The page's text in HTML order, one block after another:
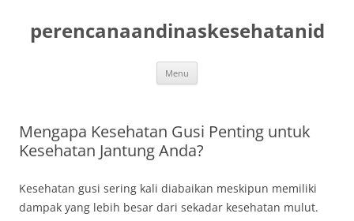
content
perencanaandinaskesehatanid
Menu
Mengapa Kesehatan Gusi Penting untuk
Kesehatan Jantung Anda?
Kesehatan gusi sering kali diabaikan meskipun memiliki
dampak yang lebih besar dari sekadar kesehatan mulut.